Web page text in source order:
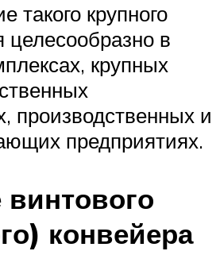
такого крупного
целесообразно в
крупных
производственных и
предприятиях.
конвейера